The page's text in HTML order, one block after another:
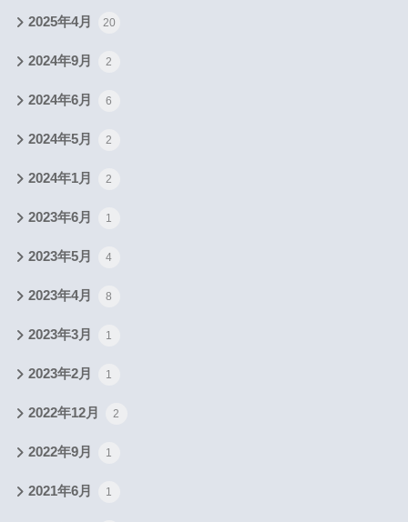
2025年4月 20
2024年9月 2
2024年6月 6
2024年5月 2
2024年1月 2
2023年6月 1
2023年5月 4
2023年4月 8
2023年3月 1
2023年2月 1
2022年12月 2
2022年9月 1
2021年6月 1